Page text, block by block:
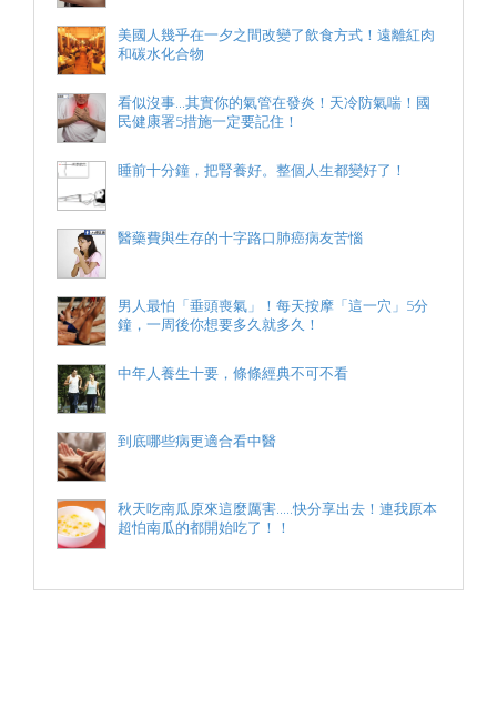
美國人幾乎在一夕之間改變了飲食方式！遠離紅肉
和碳水化合物
看似沒事...其實你的氣管在發炎！天冷防氣喘！國
民健康署5措施一定要記住！
睡前十分鐘，把腎養好。整個人生都變好了！
醫藥費與生存的十字路口肺癌病友苦惱
男人最怕「垂頭喪氣」！每天按摩「這一穴」5分
鐘，一周後你想要多久就多久！
中年人養生十要，條條經典不可不看
到底哪些病更適合看中醫
秋天吃南瓜原來這麼厲害.....快分享出去！連我原本
超怕南瓜的都開始吃了！！